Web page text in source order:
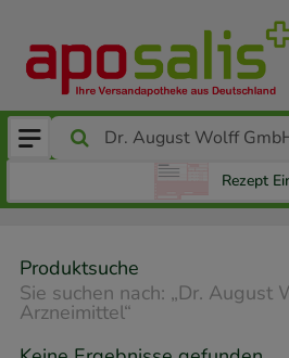
Rezept
Produktsuche
Sie suchen nach: „Dr. August
Arzneimittel“